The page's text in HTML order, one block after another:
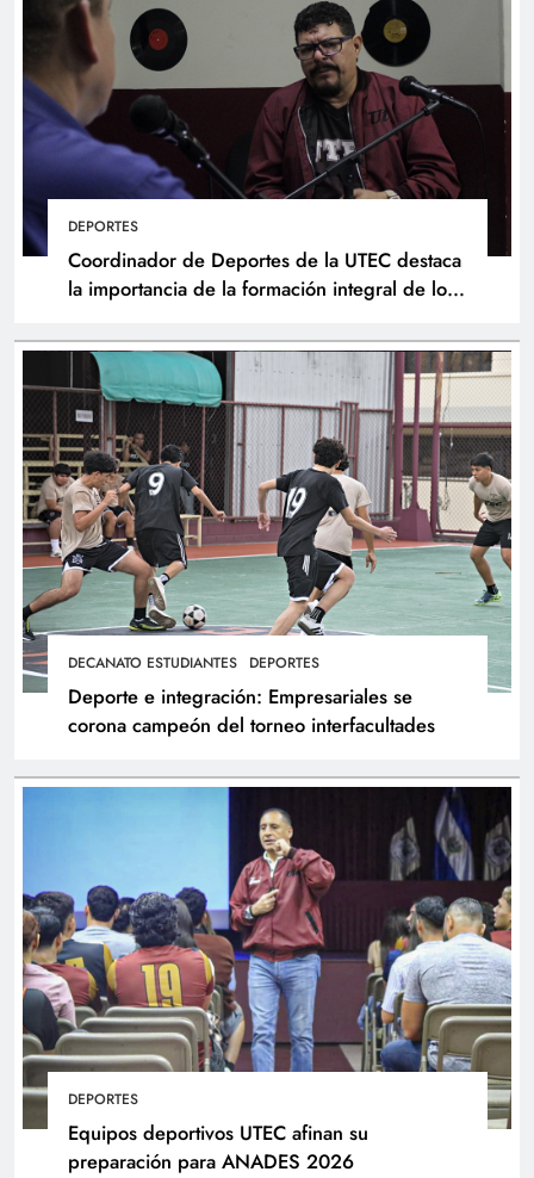
DEPORTES
Coordinador de Deportes de la UTEC destaca
la importancia de la formación integral de los
DECANATO ESTUDIANTES DEPORTES
Deporte e integración: Empresariales se
corona campeón del torneo interfacultades
DEPORTES
Equipos deportivos UTEC afinan su
preparación para ANADES 2026